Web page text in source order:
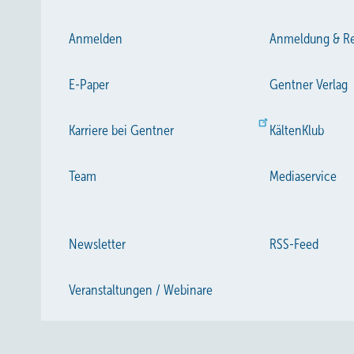
Anmelden Anmeldung &
E-Paper Gentner Verlag
Karriere bei Gentner KältenKlub
Team Mediaservice
Newsletter RSS-Feed
Veranstaltungen / Webinare